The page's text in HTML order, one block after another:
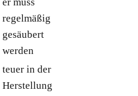
regelmäßig
gesäubert
werden
teuer in der
Herstellung